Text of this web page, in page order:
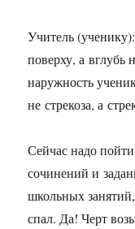
Учитель
поверху, а вглубь
наружность
не стрекоза, а
Сейчас надо
сочинений и
школьных
спал. Да! Черт